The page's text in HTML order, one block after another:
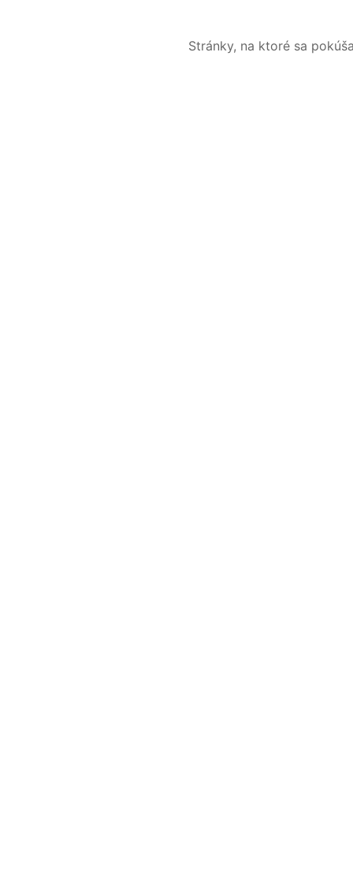
Stránky, na ktoré sa